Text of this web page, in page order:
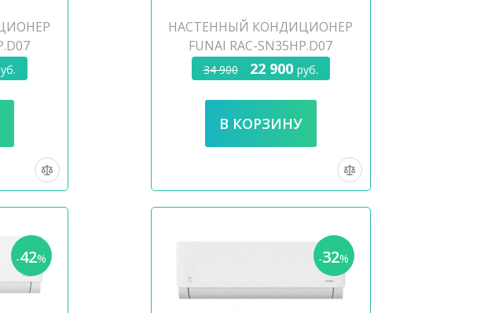
НАСТЕННЫЙ КОНДИЦИОНЕР
FUNAI RAC-SN35HP.D07
34 900 22 900 руб.
-42% -32%